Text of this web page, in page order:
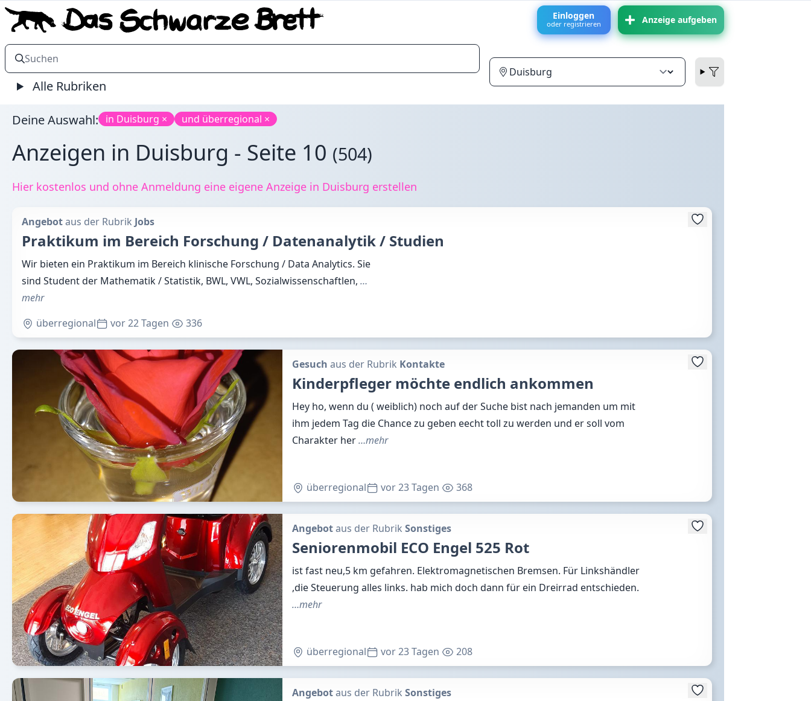
Einloggen
oder registrieren Anzeige aufgeben
Alle Rubriken
Deine Auswahl: in Duisburg × und überregional ×
Anzeigen in Duisburg - Seite 10 (504)
Hier kostenlos und ohne Anmeldung eine eigene Anzeige in Duisburg erstellen
Angebotaus der Rubrik Jobs
Praktikum im Bereich Forschung / Datenanalytik / Studien
Wir bieten ein Praktikum im Bereich klinische Forschung / Data Analytics. Sie
sind Student der Mathematik / Statistik, BWL, VWL, Sozialwissenschaftlen, …
mehr
überregional
vor 22 Tagen 336
Gesuch aus der Rubrik Kontakte
Kinderpfleger möchte endlich ankommen
Hey ho, wenn du ( weiblich) noch auf der Suche bist nach jemanden um mit
ihm jedem Tag die Chance zu geben eecht toll zu werden und er soll vom
Charakter her…mehr
überregional vor 23 Tagen 368
Angebotaus der Rubrik Sonstiges
Seniorenmobil ECO Engel 525 Rot
ist fast neu,5 km gefahren. Elektromagnetischen Bremsen. Für Linkshändler
,die Steuerung alles links. hab mich doch dann für ein Dreirrad entschieden.
…mehr
überregional vor 23 Tagen 208
Angebotaus der Rubrik Sonstiges